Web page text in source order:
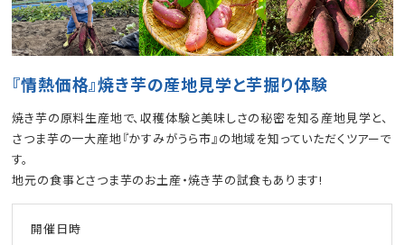
『情熱価格』焼き芋の産地見学と芋掘り体験
焼き芋の原料生産地で、収穫体験と美味しさの秘密を知る産地見学と、
さつま芋の一大産地『かすみがうら市』の地域を知っていただくツアーで
す。
地元の食事とさつま芋のお土産・焼き芋の試食もあります!
開催日時